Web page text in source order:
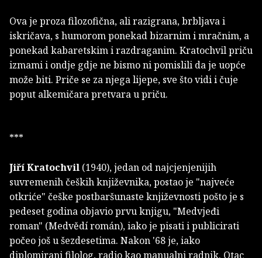
Ova je proza filozofična, ali razigrana, brbljava i
iskričava, s humorom ponekad bizarnim i mračnim, a
ponekad kabaretskim i razdraganim. Kratochvil priču
izmami i ondje gdje ne bismo ni pomislili da je uopće
može biti. Priče se za njega lijepe, sve što vidi i čuje
poput alkemičara pretvara u priču.
***
Jiří Kratochvil (1940), jedan od najcjenjenijih
suvremenih čeških književnika, postao je "najveće
otkriće" češke postbaršunaste književnosti pošto je s
pedeset godina objavio prvu knjigu, "Medvjeđi
roman" (Medvědí román), iako je pisati i publicirati
počeo još u šezdesetima. Nakon '68 je, iako
diplomirani filolog, radio kao manualni radnik. Otac